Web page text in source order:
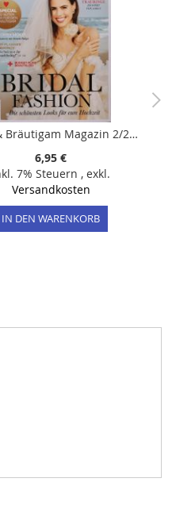
Braut & Bräutigam Magazin 2/2025 "Bridal Fashion"
6,95 €
7% Steuern , exkl.
Versandkosten
IN DEN WARENKORB